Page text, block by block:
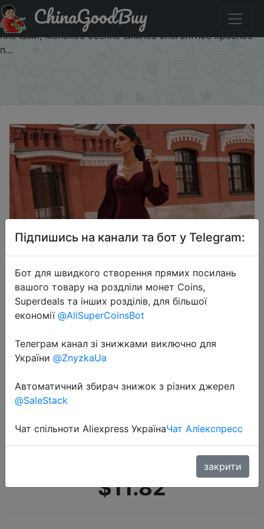
Акція на Соблазнительное однотонное облегающее
платье Nibber с V образным вырезом и открытыми
плечами, женское осенне зимнее элегантное красное
п…
ChinaGoodBuy
2021-03-04
облегающее платье Nibber с V
образным вырезом и открытыми
плечами, женское осенне зимнее
элегантное красное п…
$11.82
Підпишись на канали та бот у Telegram:
Бот для швидкого створення прямих посилань
вашого товару на роздліли монет Coins,
Superdeals та інших розділів, для більшої
економії @AliSuperCoinsBot
Телеграм канал зі знижками виключно для
України @ZnyzkaUa
Автоматичний збирач знижок з різних джерел
@SaleStack
Чат спільноти Aliexpress УкраїнаЧат Аліекспресс
закрити